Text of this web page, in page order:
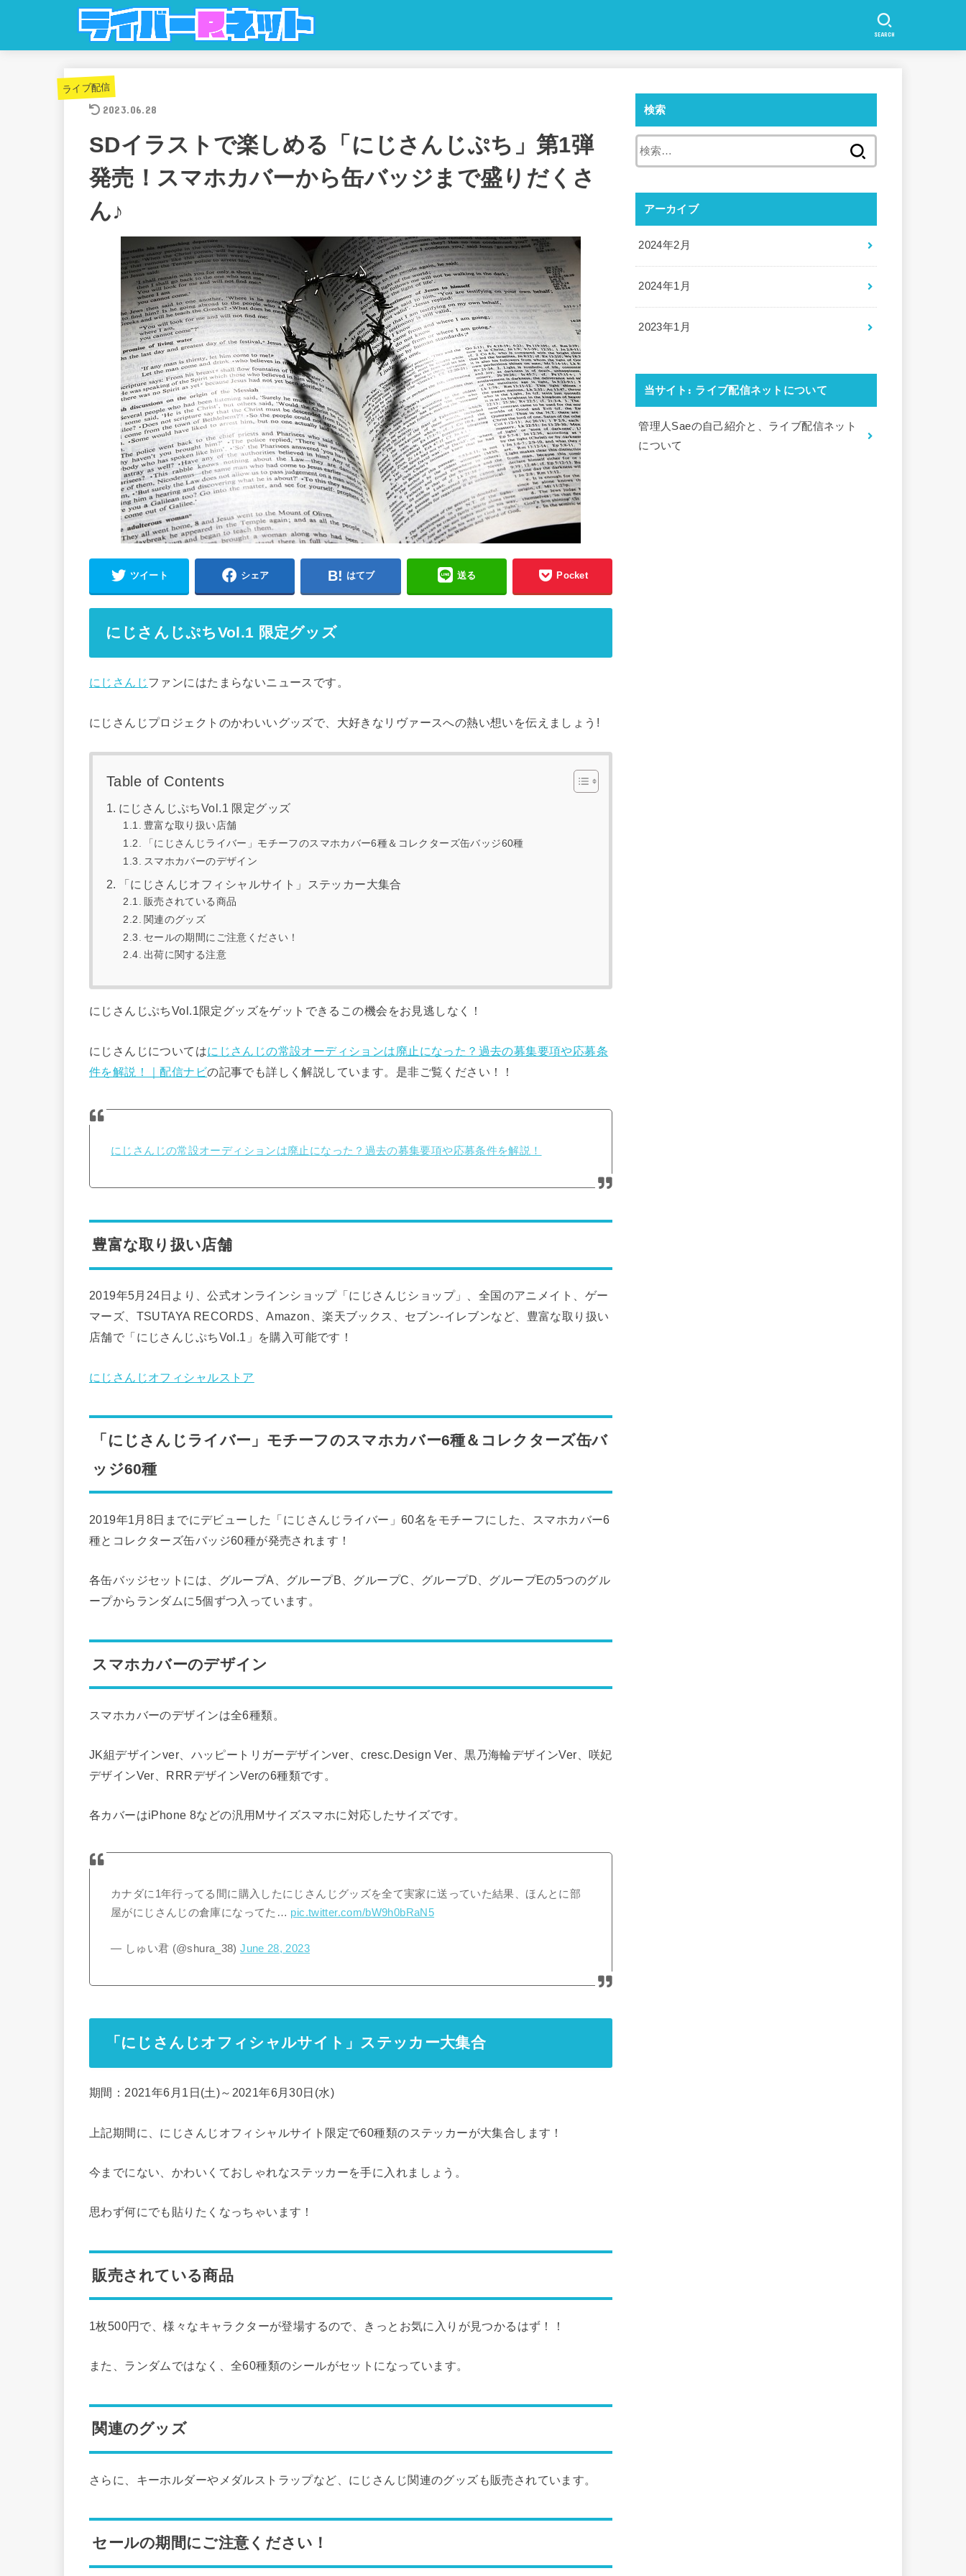
SEARCH
ライブ配信
2023.06.28
SDイラストで楽しめる「にじさんじぷち」第1弾
発売！スマホカバーから缶バッジまで盛りだくさ
ん♪
ツイート シェア はてブ 送る Pocket
にじさんじぷちVol.1 限定グッズ
にじさんじファンにはたまらないニュースです。
にじさんじプロジェクトのかわいいグッズで、大好きなリヴァースへの熱い想いを伝えましょう!
Table of Contents
にじさんじぷちVol.1 限定グッズ
豊富な取り扱い店舗
「にじさんじライバー」モチーフのスマホカバー6種＆コレクターズ缶バッジ60種
スマホカバーのデザイン
「にじさんじオフィシャルサイト」ステッカー大集合
販売されている商品
関連のグッズ
セールの期間にご注意ください！
出荷に関する注意
にじさんじぷちVol.1限定グッズをゲットできるこの機会をお見逃しなく！
にじさんじについてはにじさんじの常設オーディションは廃止になった？過去の募集要項や応募条
件を解説！｜配信ナビの記事でも詳しく解説しています。是非ご覧ください！！
にじさんじの常設オーディションは廃止になった？過去の募集要項や応募条件を解説！
豊富な取り扱い店舗
2019年5月24日より、公式オンラインショップ「にじさんじショップ」、全国のアニメイト、ゲー
マーズ、TSUTAYA RECORDS、Amazon、楽天ブックス、セブン-イレブンなど、豊富な取り扱い
店舗で「にじさんじぷちVol.1」を購入可能です！
にじさんじオフィシャルストア
「にじさんじライバー」モチーフのスマホカバー6種＆コレクターズ缶バ
ッジ60種
2019年1月8日までにデビューした「にじさんじライバー」60名をモチーフにした、スマホカバー6
種とコレクターズ缶バッジ60種が発売されます！
各缶バッジセットには、グループA、グループB、グループC、グループD、グループEの5つのグル
ープからランダムに5個ずつ入っています。
スマホカバーのデザイン
スマホカバーのデザインは全6種類。
JK組デザインver、ハッピートリガーデザインver、cresc.Design Ver、黒乃海輪デザインVer、咲妃
デザインVer、RRRデザインVerの6種類です。
各カバーはiPhone 8などの汎用Mサイズスマホに対応したサイズです。
カナダに1年行ってる間に購入したにじさんじグッズを全て実家に送っていた結果、ほんとに部
屋がにじさんじの倉庫になってた… pic.twitter.com/bW9h0bRaN5
— しゅい君 (@shura_38)June 28, 2023
「にじさんじオフィシャルサイト」ステッカー大集合
期間：2021年6月1日(土)～2021年6月30日(水)
上記期間に、にじさんじオフィシャルサイト限定で60種類のステッカーが大集合します！
今までにない、かわいくておしゃれなステッカーを手に入れましょう。
思わず何にでも貼りたくなっちゃいます！
販売されている商品
1枚500円で、様々なキャラクターが登場するので、きっとお気に入りが見つかるはず！！
また、ランダムではなく、全60種類のシールがセットになっています。
関連のグッズ
さらに、キーホルダーやメダルストラップなど、にじさんじ関連のグッズも販売されています。
セールの期間にご注意ください！
検索
アーカイブ
2024年2月
2024年1月
2023年1月
当サイト: ライブ配信ネットについて
管理人Saeの自己紹介と、ライブ配信ネット
について